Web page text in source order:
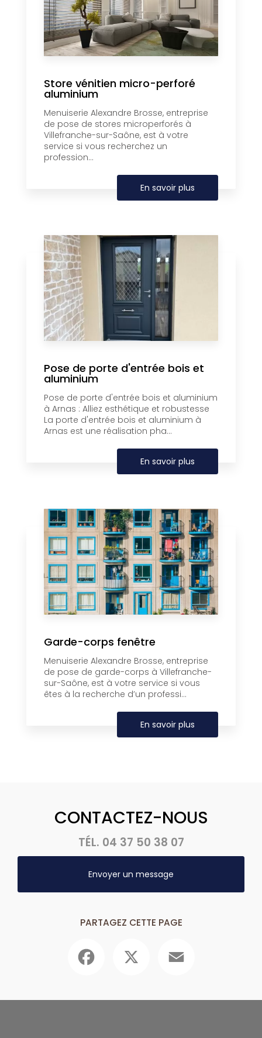
Store vénitien micro-perforé
aluminium
Menuiserie Alexandre Brosse, entreprise
de pose de stores microperforés à
Villefranche-sur-Saône, est à votre
service si vous recherchez un
profession...
En savoir plus
Pose de porte d'entrée bois et
aluminium
Pose de porte d'entrée bois et aluminium
à Arnas : Alliez esthétique et robustesse
La porte d'entrée bois et aluminium à
Arnas est une réalisation pha...
En savoir plus
Garde-corps fenêtre
Menuiserie Alexandre Brosse, entreprise
de pose de garde-corps à Villefranche-
sur-Saône, est à votre service si vous
êtes à la recherche d’un professi...
En savoir plus
CONTACTEZ-NOUS
TÉL. 04 37 50 38 07
Envoyer un message
PARTAGEZ CETTE PAGE